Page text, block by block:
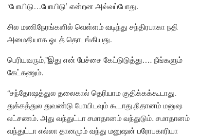
‘போயிடு…போயிடு’ என்றன அவ்வப்போது.
சில மணிநேரங்களில் வெள்ளம் வடிந்து சந்திரபாகா நதி
அமைதியாக ஓடத் தொடங்கியது.
பெரியவரும்,”இது என் பேச்சை கேட்டுடுத்து…. நீங்களும்
கேட்கணும்.
“சந்தோஷத்துல தலைகால் தெரியாம குதிக்கக்கூடாது.
துக்கத்துல துவண்டு போயிடவும் கூடாது.நிதானம் மனுஷ
லட்சணம். அது வந்துட்டா சமாதானம் வந்துடும். சமாதானம்
வந்துட்டா எல்லா தானமும் வந்து மனுஷன் பரோபகாரியா